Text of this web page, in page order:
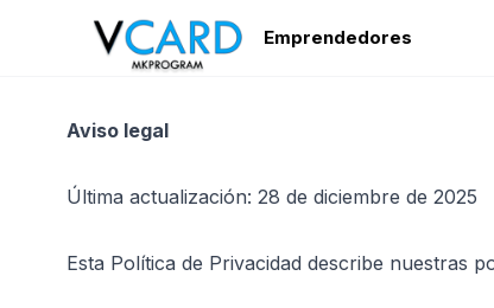
Emprendedores
Aviso legal
Última actualización: 28 de diciembre de 2025
Esta Política de Privacidad describe nuestras